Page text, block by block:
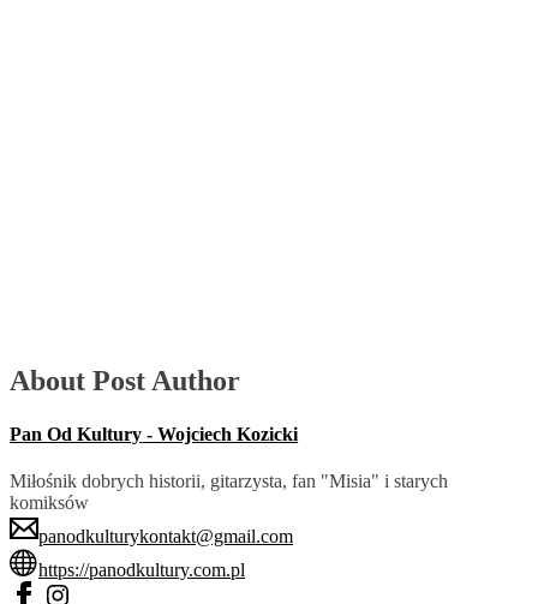
About Post Author
Pan Od Kultury - Wojciech Kozicki
Miłośnik dobrych historii, gitarzysta, fan "Misia" i starych
komiksów
panodkulturykontakt@gmail.com
https://panodkultury.com.pl